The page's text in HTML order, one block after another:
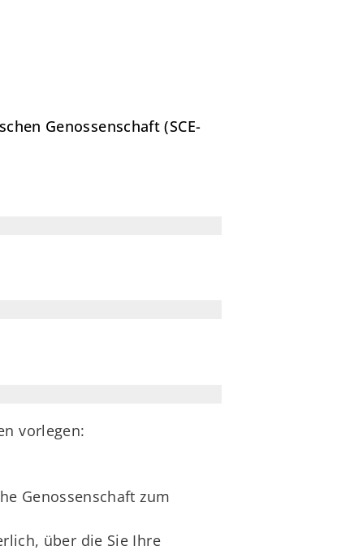
Genossenschaft (SCE-
vorlegen:
Genossenschaft zum
über die Sie Ihre